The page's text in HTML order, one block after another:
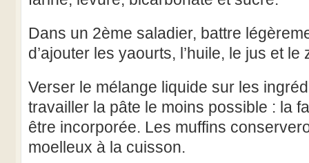
Dans un 2ème saladier, battre
d’ajouter les yaourts, l’huile, le jus et le
Verser le mélange liquide sur les
travailler la pâte le moins possible : la
être incorporée. Les muffins
moelleux à la cuisson.